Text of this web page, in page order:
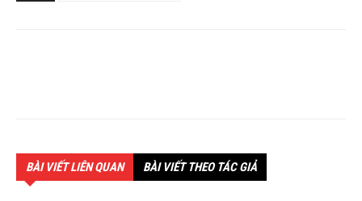
BÀI VIẾT LIÊN QUAN BÀI VIẾT THEO TÁC GIẢ